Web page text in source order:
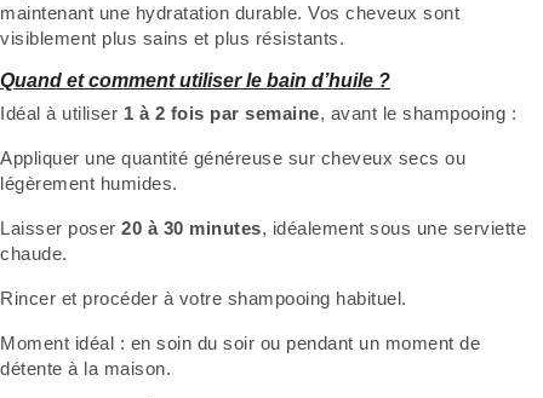
maintenant une hydratation durable. Vos cheveux sont
visiblement plus sains et plus résistants.
Quand et comment utiliser le bain d’huile ?
Idéal à utiliser 1 à 2 fois par semaine, avant le shampooing :
Appliquer une quantité généreuse sur cheveux secs ou
légèrement humides.
Laisser poser 20 à 30 minutes, idéalement sous une serviette
chaude.
Rincer et procéder à votre shampooing habituel.
Moment idéal : en soin du soir ou pendant un moment de
détente à la maison.